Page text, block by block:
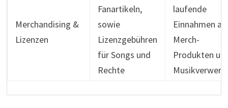
Merchandising &
Lizenzen
Fanartikeln,
sowie
Lizenzgebühren
für Songs und
Rechte
laufende
Einnahmen
Merch-
Produkten